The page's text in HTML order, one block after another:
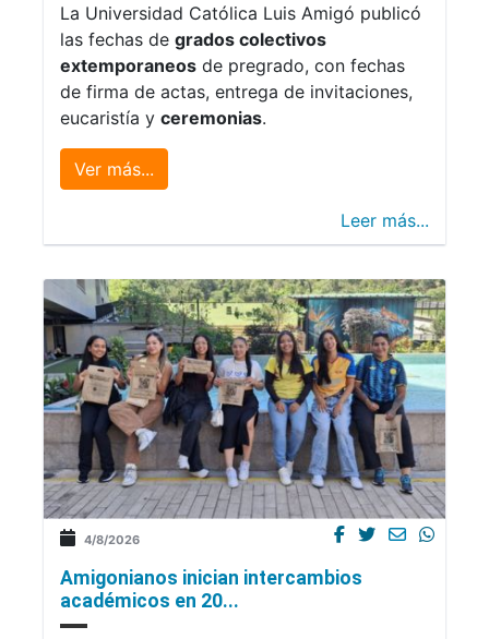
La Universidad Católica Luis Amigó publicó
las fechas de grados colectivos
extemporaneos de pregrado, con fechas
de firma de actas, entrega de invitaciones,
eucaristía y ceremonias.
Ver más...
Leer más...
4/8/2026
Amigonianos inician intercambios
académicos en 20...